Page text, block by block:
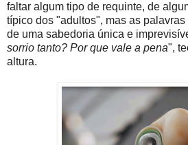
faltar algum tipo de requinte, de
típico dos "adultos", mas as
de uma sabedoria única e
sorrio tanto? Por que vale a pena",
altura.